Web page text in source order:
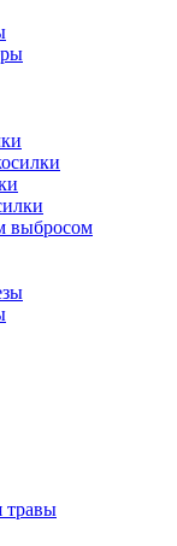
выбросом
травы